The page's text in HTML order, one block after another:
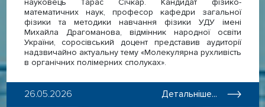
математичних наук, професор кафедри загальної
фізики та методики навчання фізики УДУ імені
Михайла Драгоманова, відмінник народної освіти
України, соросівський доцент представив аудиторії
надзвичайно актуальну тему «Молекулярна рухливість
в органічних полімерних сполуках».
26.05.2026 Детальніше...